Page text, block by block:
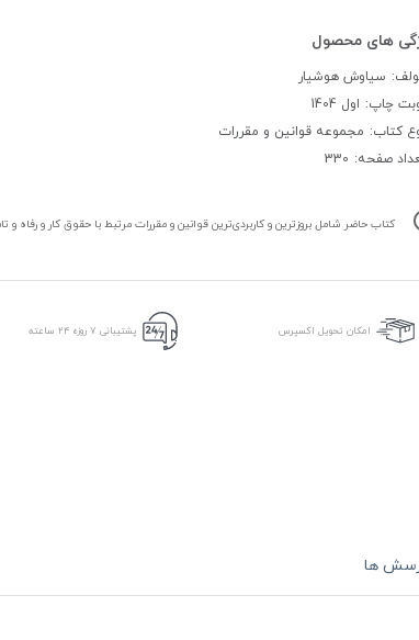
سیاوش هوشیار
چاپ: اول 1404
کتاب: مجموعه قوانین و مقررات
صفحه: 330
کتاب حاضر شامل بروزترین و کاربردی‌ترین قوانین و مقررات مرتبط با حقوق کار و رفاه و
امکان تحویل اکسپرس پشتیبانی ۷ روزه ۲۴ ساعته
ها